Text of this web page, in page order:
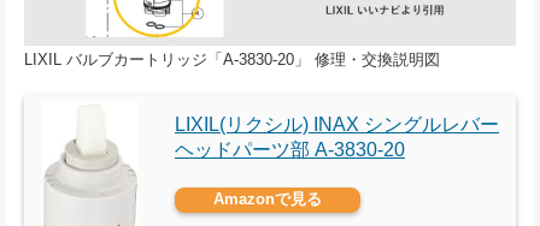
LIXIL バルブカートリッジ「A-3830-20」 修理・交換説明図
LIXIL(リクシル) INAX シングルレバー
ヘッドパーツ部 A-3830-20
Amazonで見る